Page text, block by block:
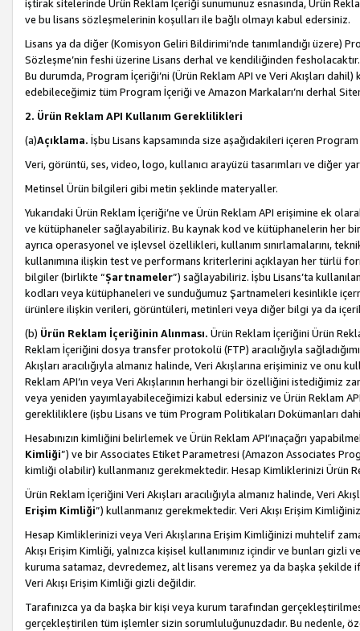
iştirak sitelerinde Ürün Reklam İçeriği sunumunuz esnasında, Ürün
ve bu lisans sözleşmelerinin koşulları ile bağlı olmayı kabul edersiniz.
Lisans ya da diğer (Komisyon Geliri Bildirimi’nde tanımlandığı üzere)
Sözleşme’nin feshi üzerine Lisans derhal ve kendiliğinden
Bu durumda, Program İçeriği’ni (Ürün Reklam API ve Veri Akışları
edebileceğimiz tüm Program İçeriği ve Amazon Markaları’nı derhal
2. Ürün Reklam API Kullanım Gereklilikleri
(a)Açıklama. İşbu Lisans kapsamında size aşağıdakileri içeren
Veri, görüntü, ses, video, logo, kullanıcı arayüzü tasarımları ve diğer
Metinsel Ürün bilgileri gibi metin şeklinde materyaller.
Yukarıdaki Ürün Reklam İçeriği’ne ve Ürün Reklam API erişimine ek
ve kütüphaneler sağlayabiliriz. Bu kaynak kod ve kütüphanelerin her
ayrıca operasyonel ve işlevsel özellikleri, kullanım sınırlamalarını,
kullanımına ilişkin test ve performans kriterlerini açıklayan her türlü
bilgiler (birlikte “Şartnameler”) sağlayabiliriz. İşbu Lisans’ta
kodları veya kütüphaneleri ve sunduğumuz Şartnameleri kesinlikle
ürünlere ilişkin verileri, görüntüleri, metinleri veya diğer bilgi ya da
(b) Ürün Reklam İçeriğinin Alınması. Ürün Reklam İçeriğini Ürün
Reklam İçeriğini dosya transfer protokolü (FTP) aracılığıyla
Akışları aracılığıyla almanız halinde, Veri Akışlarına erişiminiz ve onu
Reklam API’ın veya Veri Akışlarının herhangi bir özelliğini
veya yeniden yayımlayabileceğimizi kabul edersiniz ve Ürün Reklam
gerekliliklere (işbu Lisans ve tüm Program Politikaları Dokümanları
Hesabınızın kimliğini belirlemek ve Ürün Reklam API’ınaçağrı
Kimliği”) ve bir Associates Etiket Parametresi (Amazon Associates
kimliği olabilir) kullanmanız gerekmektedir. Hesap Kimliklerinizi Ürün
Ürün Reklam İçeriğini Veri Akışları aracılığıyla almanız halinde, Veri
Erişim Kimliği”) kullanmanız gerekmektedir. Veri Akışı Erişim
Hesap Kimliklerinizi veya Veri Akışlarına Erişim Kimliğinizi muhtelif
Akışı Erişim Kimliği, yalnızca kişisel kullanımınız içindir ve bunları
kuruma satamaz, devredemez, alt lisans veremez ya da başka şekilde
Veri Akışı Erişim Kimliği gizli değildir.
Tarafınızca ya da başka bir kişi veya kurum tarafından
gerçekleştirilen tüm işlemler sizin sorumluluğunuzdadır. Bu nedenle,